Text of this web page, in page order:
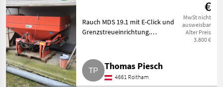
€
MwSt nicht
ausweisbar
Alter Preis
3.800 €
Rauch MDS 19.1 mit E-Click und
Grenzstreueinrichtung.
Thomas Piesch
4661 Roitham